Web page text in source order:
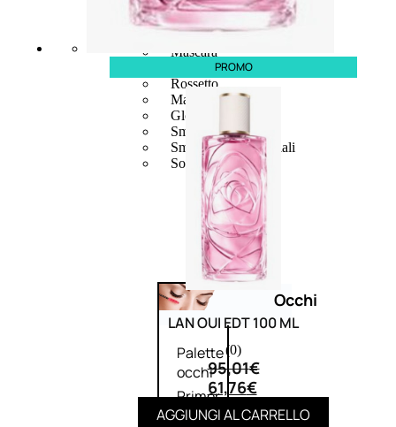
Bb E Cc Cream
Matita Occhi
Matita Sopracciglia
Mascara
Eyeliner
Rossetto
Matita Labbra
Gloss
Smalto
Smalto Effetti Speciali
Solventi Unghie
Occhi
Palette
occhi
Primer
occhi
PROMO
LAN OUI EDT 100 ML
(0)
95,01€
61,76€
AGGIUNGI AL CARRELLO